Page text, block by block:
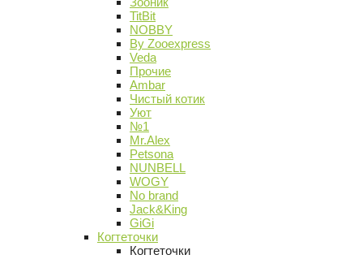
TitBit
NOBBY
By Zooexpress
Veda
Прочие
Ambar
Чистый котик
Уют
№1
Mr.Alex
Petsona
NUNBELL
WOGY
No brand
Jack&King
GiGi
Когтеточки
Когтеточки